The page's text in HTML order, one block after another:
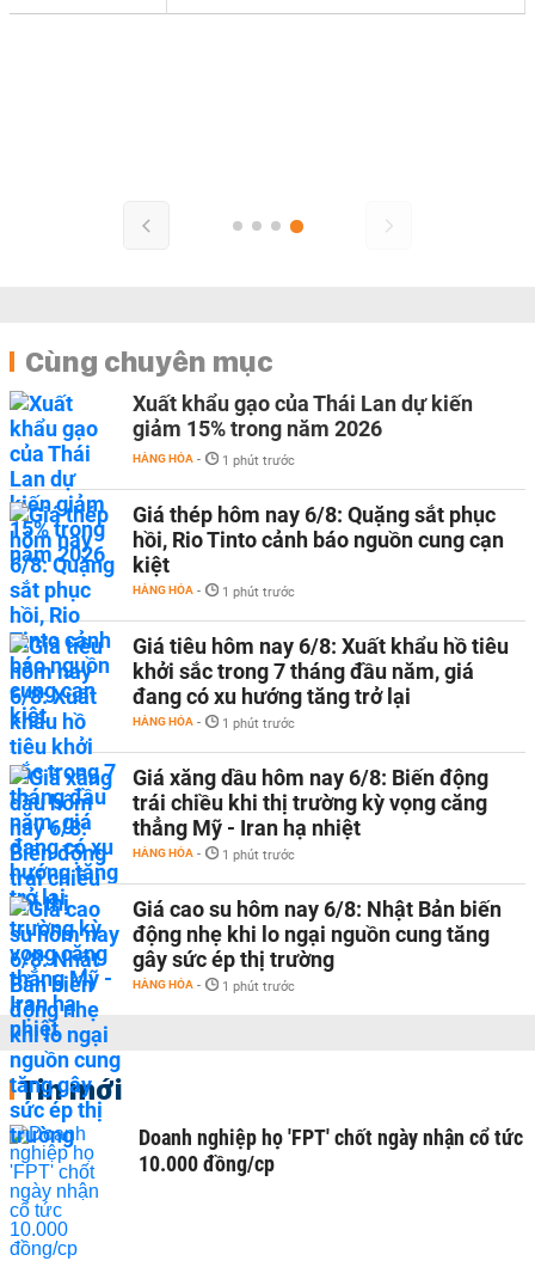
Cùng chuyên mục
Xuất khẩu gạo của Thái Lan dự kiến
giảm 15% trong năm 2026
HÀNG HÓA - 1 phút trước
Giá thép hôm nay 6/8: Quặng sắt phục
hồi, Rio Tinto cảnh báo nguồn cung cạn
kiệt
HÀNG HÓA - 1 phút trước
Giá tiêu hôm nay 6/8: Xuất khẩu hồ tiêu
khởi sắc trong 7 tháng đầu năm, giá
đang có xu hướng tăng trở lại
HÀNG HÓA - 1 phút trước
Giá xăng dầu hôm nay 6/8: Biến động
trái chiều khi thị trường kỳ vọng căng
thẳng Mỹ - Iran hạ nhiệt
HÀNG HÓA - 1 phút trước
Giá cao su hôm nay 6/8: Nhật Bản biến
động nhẹ khi lo ngại nguồn cung tăng
gây sức ép thị trường
HÀNG HÓA - 1 phút trước
Tin mới
Doanh nghiệp họ 'FPT' chốt ngày nhận cổ tức
10.000 đồng/cp